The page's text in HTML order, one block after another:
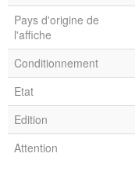
Pays d'origine de
l'affiche
Conditionnement
Etat
Edition
Attention